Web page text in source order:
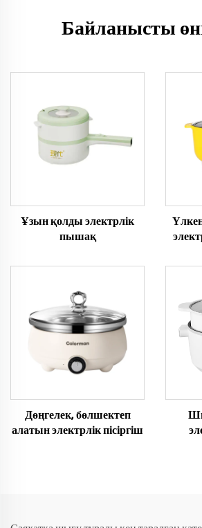
Байланысты
Ұзын қолды электрлік
пышақ
Дөңгелек, бөлшектеп
алатын электрлік пісіргіш